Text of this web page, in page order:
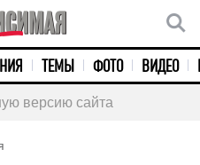
ТЕМЫ ФОТО ВИДЕО
версию сайта